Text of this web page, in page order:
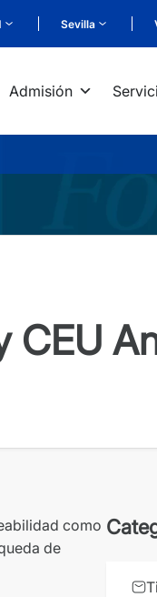
Sevilla
Admisión
CEU
como
de